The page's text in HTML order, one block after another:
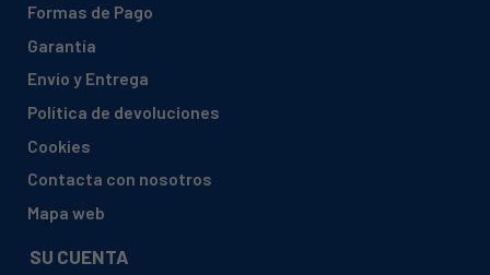
BRANDT, BWW7549U
Formas de Pago
Garantía
Envío y Entrega
Política de devoluciones
Cookies
Contacta con nosotros
Mapa web
SU CUENTA